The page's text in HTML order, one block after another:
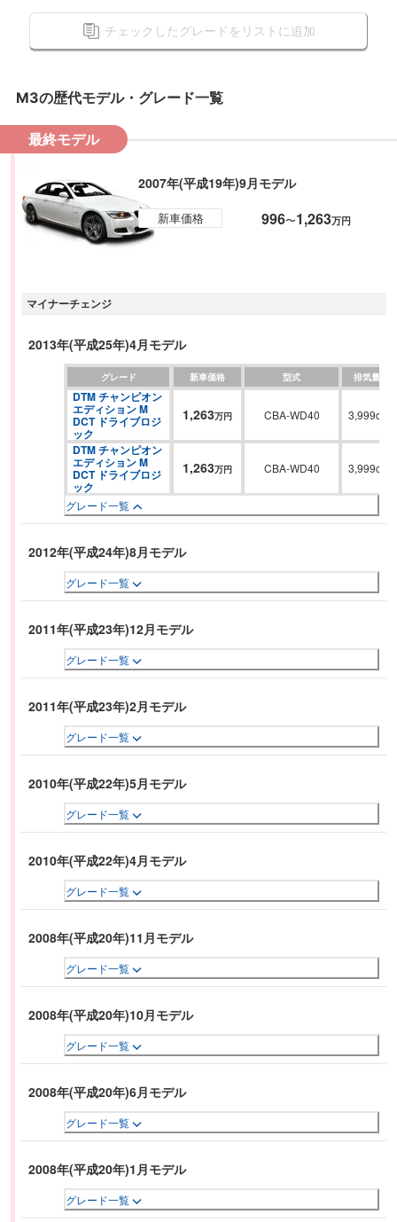
チェックしたグレードをリストに追加
M3の歴代モデル・グレード一覧
最終モデル
2007年(平成19年)9月モデル
新車価格 996〜1,263万円
マイナーチェンジ
2013年(平成25年)4月モデル
グレード 新車価格 型式 排気量
DTM チャンピオン
エディション M
DCT ドライブロジ
ック
1,263万円 CBA-WD40 3,999cc
DTM チャンピオン
エディション M
DCT ドライブロジ
ック
1,263万円 CBA-WD40 3,999cc
グレード一覧
2012年(平成24年)8月モデル
グレード一覧
2011年(平成23年)12月モデル
グレード一覧
2011年(平成23年)2月モデル
グレード一覧
2010年(平成22年)5月モデル
グレード一覧
2010年(平成22年)4月モデル
グレード一覧
2008年(平成20年)11月モデル
グレード一覧
2008年(平成20年)10月モデル
グレード一覧
2008年(平成20年)6月モデル
グレード一覧
2008年(平成20年)1月モデル
グレード一覧